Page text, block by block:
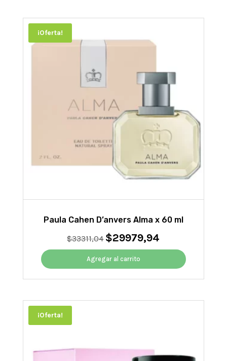
¡Oferta!
Paula Cahen D’anvers Alma x 60 ml
$33311,04 El
precio
original
era:
$33311,04.
$29979,94
precio
es:
$29979,94.
Agregar al carrito
¡Oferta!